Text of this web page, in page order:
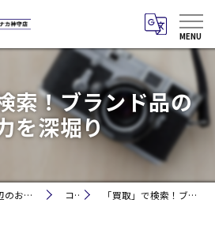
索！ブランド品の
を深堀り
愛知県津島市蛭間町周辺のお買取りなら買取大吉 ヤマナカ神守店 コラム 「買取」で検索！ブランド品の魅力を深堀り